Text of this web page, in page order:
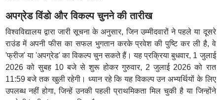
अपग्रेड विंडो और विकल्प चुनने की तारीख
विश्वविद्यालय द्वारा जारी सूचना के अनुसार, जिन उम्मीदवारों ने पहले या दूसरे
राउंड में अपनी फीस का सफल भुगतान करके प्रवेश की पुष्टि कर ली है, वे
'फ्रीज' या 'अपग्रेड' का विकल्प चुन सकते हैं। यह प्रक्रिया बुधवार, 1 जुलाई
2026 को सुबह 10 बजे से शुरू होकर गुरुवार, 2 जुलाई 2026 को रात
11:59 बजे तक खुली रहेगी। ध्यान रहे कि यह विकल्प उन अभ्यर्थियों के लिए
उपलब्ध नहीं होगा, जिन्हें उनकी पहली प्राथमिकता मिल चुकी है या जिन्होंने